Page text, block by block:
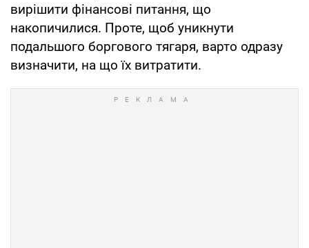
вирішити фінансові питання, що
накопичилися. Проте, щоб уникнути
подальшого боргового тягаря, варто одразу
визначити, на що їх витратити.